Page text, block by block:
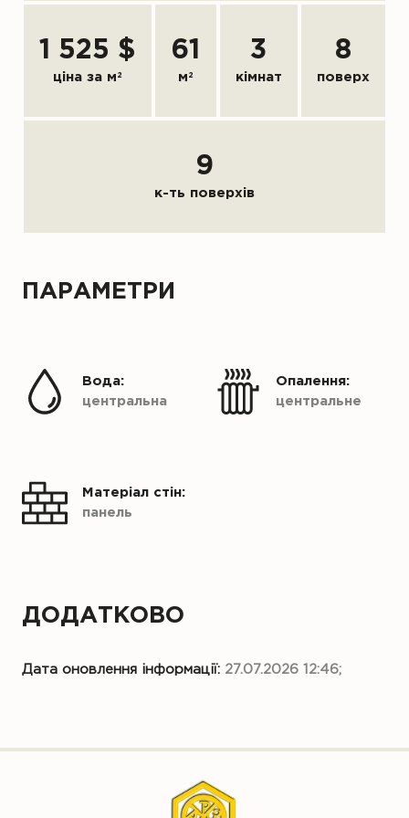
1 525 $
ціна за м 2
61
м 2
3
кімнат
8
поверх
9
к-ть поверхів
ПАРАМЕТРИ
центральна
Вода:
центральне
Опалення:
панель
Матеріал стін:
ДОДАТКОВО
Дата оновлення інформації: 27.07.2026 12:46;